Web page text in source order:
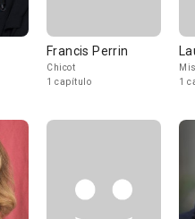
Francis Perrin
Chicot
1 capítulo
1